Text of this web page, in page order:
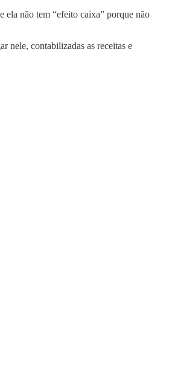
ela não tem “efeito caixa” porque não
nele, contabilizadas as receitas e